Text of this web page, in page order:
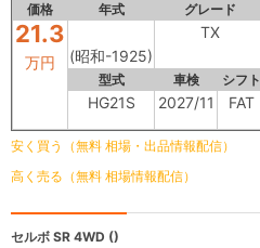
価格 年式 グレード
21.3
万円 (昭和-1925)
TX
型式 車検 シフト
HG21S 2027/11 FAT
安く買う（無料 相場・出品情報配信）
高く売る（無料 相場情報配信）
セルボ SR 4WD ()